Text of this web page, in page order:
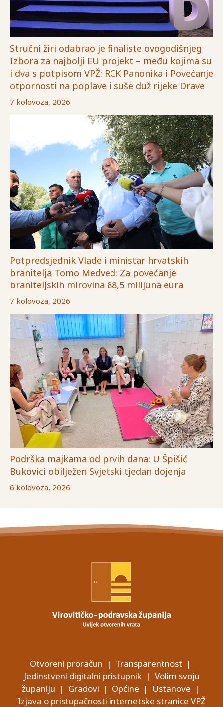
Stručni žiri odabrao je finaliste ovogodišnjeg
Izbora za najbolji EU projekt – među kojima su
i dva s potpisom VPŽ: RCK Panonika i Povećanje
otpornosti na poplave i suše duž rijeke Drave
7 kolovoza, 2026
Potpredsjednik Vlade i ministar hrvatskih
branitelja Tomo Medved: Za povećanje
braniteljskih mirovina 88,5 milijuna eura
7 kolovoza, 2026
Podrška majkama od prvih dana: U Špišić
Bukovici obilježen Svjetski tjedan dojenja
6 kolovoza, 2026
Otvoreni proračun | Transparentnost |
Jedinstveni digitalni pristupnik| Volim svoju
županiju | Gradovi | Općine | Ustanove |
Izjava o pristupačnosti internetske stranice VPŽ